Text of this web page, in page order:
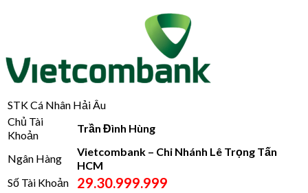
STK Cá Nhân Hải Âu
Chủ Tài
Khoản
Trần Đình Hùng
Ngân Hàng
Vietcombank – Chi Nhánh Lê Trọng Tấn
HCM
Số Tài Khoản
29.30.999.999